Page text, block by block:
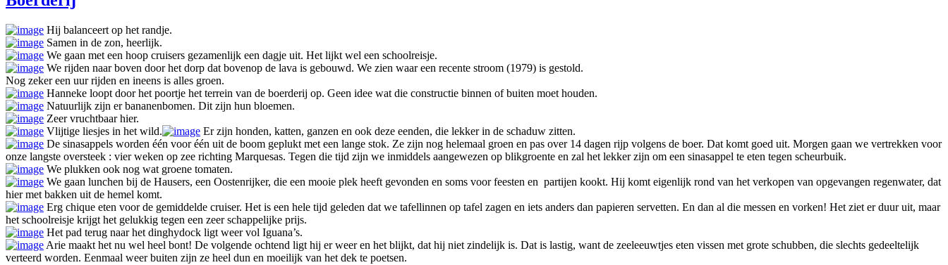
Hij balanceert op het randje.
Samen in de zon, heerlijk.
We gaan met een hoop cruisers gezamenlijk een dagje uit. Het lijkt wel een schoolreisje.
We rijden naar boven door het dorp dat bovenop de lava is gebouwd. We zien waar een recente stroom (1979) is gestold.
Nog zeker een uur rijden en ineens is alles groen.
Hanneke loopt door het poortje het terrein van de boerderij op. Geen idee wat die constructie binnen of buiten moet houden.
Natuurlijk zijn er bananenbomen. Dit zijn hun bloemen.
Zeer vruchtbaar hier.
Vlijtige liesjes in het wild.
Er zijn honden, katten, ganzen en ook deze eenden, die lekker in de schaduw zitten.
De sinasappels worden één voor één uit de boom geplukt met een lange stok. Ze zijn nog helemaal groen en pas over 14 dagen rijp volgens de boer. Dat komt goed uit. Morgen gaan we vertrekken voor
onze langste oversteek : vier weken op zee richting Marquesas. Tegen die tijd zijn we inmiddels aangewezen op blikgroente en zal het lekker zijn om een sinasappel te eten tegen scheurbuik.
We plukken ook nog wat groene tomaten.
We gaan lunchen bij de Hausers, een Oostenrijker, die een mooie plek heeft gevonden en soms voor feesten en partijen kookt. Hij komt eigenlijk rond van het verkopen van opgevangen regenwater, dat
hier met bakken uit de hemel komt.
Erg chique eten voor de gemiddelde cruiser. Het is een hele tijd geleden dat we tafellinnen op tafel zagen en iets anders dan papieren servetten. En dan al die messen en vorken! Het ziet er duur uit, maar
het schoolreisje krijgt het gelukkig tegen een zeer schappelijke prijs.
Het pad terug naar het dinghydock ligt weer vol Iguana’s.
Arie maakt het nu wel heel bont! De volgende ochtend ligt hij er weer en het blijkt, dat hij niet zindelijk is. Dat is lastig, want de zeeleeuwtjes eten vissen met grote schubben, die slechts gedeeltelijk
verteerd worden. Eenmaal weer buiten zijn ze heel dun en moeilijk van het dek te poetsen.